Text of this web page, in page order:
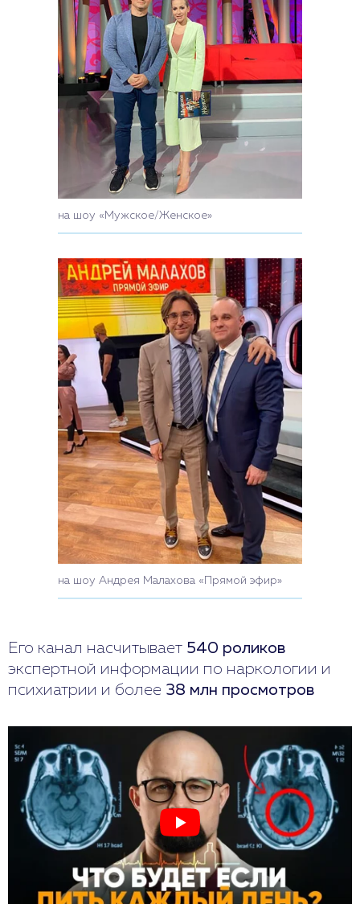
на шоу «Мужское/Женское»
на шоу Андрея Малахова «Прямой эфир»
Его канал насчитывает 540 роликов
экспертной информации по наркологии и
психиатрии и более 38 млн просмотров